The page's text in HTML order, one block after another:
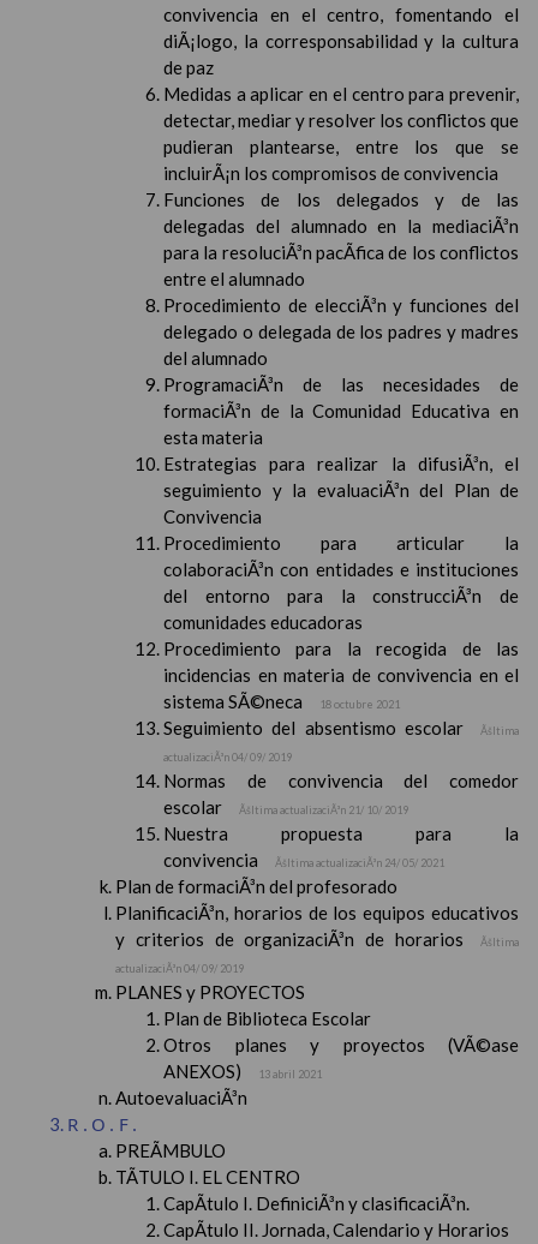
convivencia en el centro, fomentando el
diÃ¡logo, la corresponsabilidad y la cultura
de paz
Medidas a aplicar en el centro para prevenir,
detectar, mediar y resolver los conflictos que
pudieran plantearse, entre los que se
incluirÃ¡n los compromisos de convivencia
Funciones de los delegados y de las
delegadas del alumnado en la mediaciÃ³n
para la resoluciÃ³n pacÃ­fica de los conflictos
entre el alumnado
Procedimiento de elecciÃ³n y funciones del
delegado o delegada de los padres y madres
del alumnado
ProgramaciÃ³n de las necesidades de
formaciÃ³n de la Comunidad Educativa en
esta materia
Estrategias para realizar la difusiÃ³n, el
seguimiento y la evaluaciÃ³n del Plan de
Convivencia
Procedimiento para articular la
colaboraciÃ³n con entidades e instituciones
del entorno para la construcciÃ³n de
comunidades educadoras
Procedimiento para la recogida de las
incidencias en materia de convivencia en el
sistema SÃ©neca
18 octubre 2021
Seguimiento del absentismo escolar
Ãšltima
actualizaciÃ³n 04/ 09/ 2019
Normas de convivencia del comedor
escolar
Ãšltima actualizaciÃ³n 21/ 10/ 2019
Nuestra propuesta para la
convivencia
Ãšltima actualizaciÃ³n 24/ 05/ 2021
Plan de formaciÃ³n del profesorado
PlanificaciÃ³n, horarios de los equipos educativos
y criterios de organizaciÃ³n de horarios
Ãšltima
actualizaciÃ³n 04/ 09/ 2019
PLANES y PROYECTOS
Plan de Biblioteca Escolar
Otros planes y proyectos (VÃ©ase
ANEXOS)
13 abril 2021
AutoevaluaciÃ³n
R.O.F.
PREÃMBULO
TÃTULO I. EL CENTRO
CapÃ­tulo I. DefiniciÃ³n y clasificaciÃ³n.
CapÃ­tulo II. Jornada, Calendario y Horarios